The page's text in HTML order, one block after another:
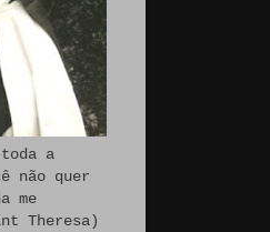
a
não quer
me
Theresa)